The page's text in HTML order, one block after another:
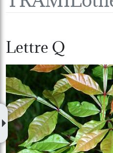
Lettre Q